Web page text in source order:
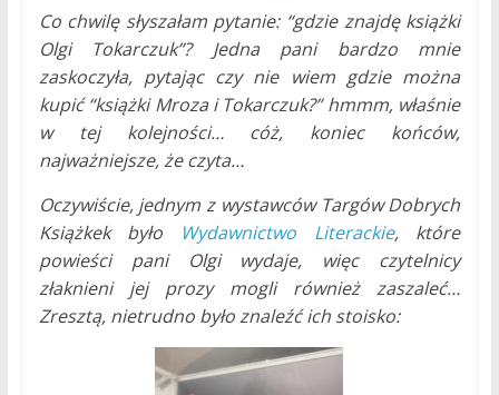
Co chwilę słyszałam pytanie: “gdzie znajdę książki
Olgi Tokarczuk”? Jedna pani bardzo mnie
zaskoczyła, pytając czy nie wiem gdzie można
kupić “książki Mroza i Tokarczuk?” hmmm, właśnie
w tej kolejności… cóż, koniec końców,
najważniejsze, że czyta…
Oczywiście, jednym z wystawców Targów Dobrych
Książkek było
Wydawnictwo Literackie, które
powieści pani Olgi wydaje, więc czytelnicy
złaknieni jej prozy mogli również zaszaleć…
Zresztą, nietrudno było znaleźć ich stoisko: